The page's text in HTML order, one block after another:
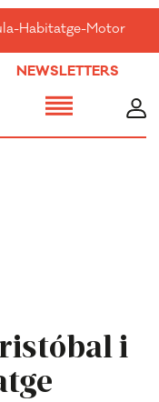
-Habitatge-Motor-
NEWSLETTERS
i